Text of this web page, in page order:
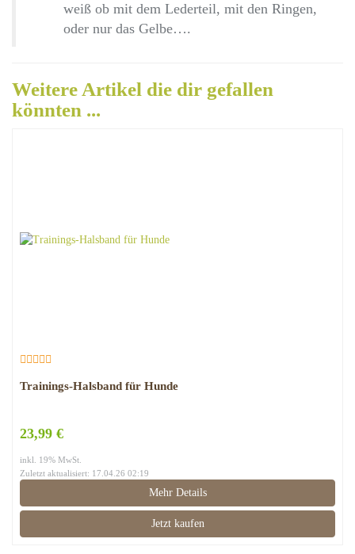
weiß ob mit dem Lederteil, mit den Ringen,
oder nur das Gelbe….
Weitere Artikel die dir gefallen
könnten ...
Trainings-Halsband für Hunde
23,99 €
inkl. 19% MwSt.
Zuletzt aktualisiert: 17.04.26 02:19
Mehr Details
Jetzt kaufen